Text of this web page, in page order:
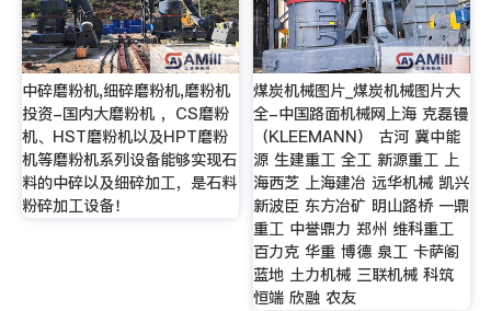
中碎磨粉机,细碎磨粉机,磨粉机
投资-国内大磨粉机 ，CS磨粉
机、HST磨粉机以及HPT磨粉
机等磨粉机系列设备能够实现石
料的中碎以及细碎加工，是石料
粉碎加工设备！
煤炭机械图片_煤炭机械图片大
全-中国路面机械网上海 克磊镘
（KLEEMANN） 古河 冀中能
源 生建重工 全工 新源重工 上
海西芝 上海建冶 远华机械 凯兴
新波臣 东方冶矿 明山路桥 一鼎
重工 中誉鼎力 郑州 维科重工
百力克 华重 博德 泉工 卡萨阁
蓝地 土力机械 三联机械 科筑
恒端 欣融 农友